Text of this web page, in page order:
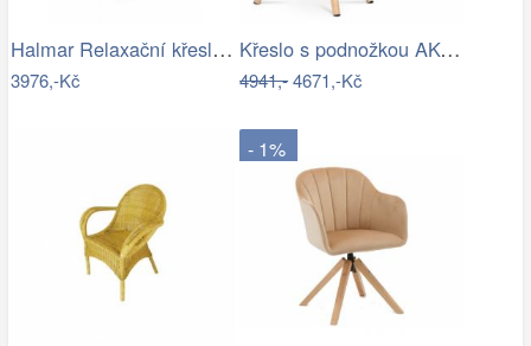
Halmar Relaxační křeslo Felipe - béžové
3976,-Kč
Křeslo s podnožkou AK-305 PW2 Autronic
4941,-4671,-Kč
- 1%